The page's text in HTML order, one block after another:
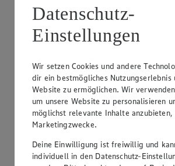
EDEKA Herzstücke
Pfirsiche
2.99
gelbfleischig, aus Spanien oder
Datenschutz-
Einstellungen
Wir setzen Cookies und andere
dir ein bestmögliches Nutzungserlebnis
Website zu ermöglichen. Wir
um unsere Website zu personalisieren
möglichst relevante Inhalte
Marketingzwecke.
Deine Einwilligung ist freiwillig und
individuell in den Datenschutz-